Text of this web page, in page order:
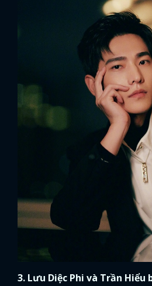
3. Lưu Diệc Phi và Trần Hiểu